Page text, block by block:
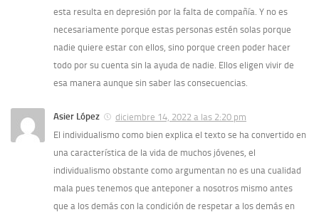
esta resulta en depresión por la falta de compañía. Y no es
necesariamente porque estas personas estén solas porque
nadie quiere estar con ellos, sino porque creen poder hacer
todo por su cuenta sin la ayuda de nadie. Ellos eligen vivir de
esa manera aunque sin saber las consecuencias.
Asier López
diciembre 14, 2022 a las 2:20 pm
El individualismo como bien explica el texto se ha convertido en
una característica de la vida de muchos jóvenes, el
individualismo obstante como argumentan no es una cualidad
mala pues tenemos que anteponer a nosotros mismo antes
que a los demás con la condición de respetar a los demás en